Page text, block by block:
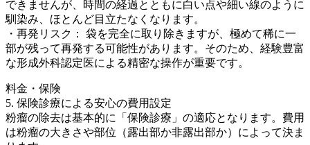
できませんが、時間の経過とともに白い点や細い線のように
馴染み、ほとんど目立たなくなります。
・再発リスク： 袋を完全に取り除きますが、極めて稀に一
部が残って再発する可能性があります。そのため、経験豊富
な形成外科認定医による精密な操作が重要です。
料金・保険
5. 保険診療による安心の費用設定
粉瘤の除去は基本的に「保険診療」の適応となります。費用
は粉瘤の大きさや部位（露出部か非露出部か）によって決ま